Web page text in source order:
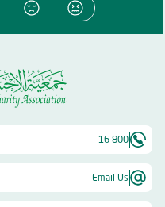
800 16
Email Us